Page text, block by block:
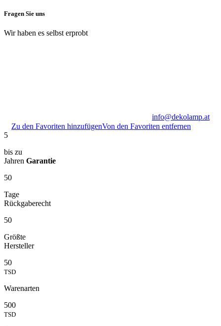
Fragen Sie uns
Wir haben es selbst erprobt
info@dekolamp.at
Zu den Favoriten hinzufügenVon den Favoriten entfernen
5
bis zu
Jahren Garantie
50
Tage
Rückgaberecht
50
Größte
Hersteller
50
TSD
Warenarten
500
TSD